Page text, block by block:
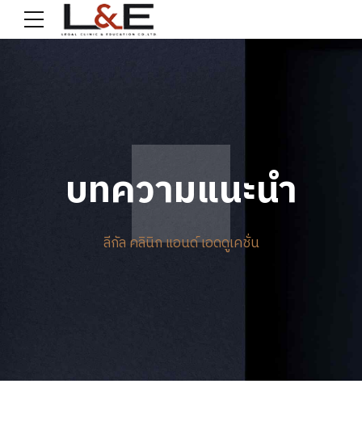
บทความแนะนำ
ลีกัล คลินิก แอนด์ เอดดูเคชั่น